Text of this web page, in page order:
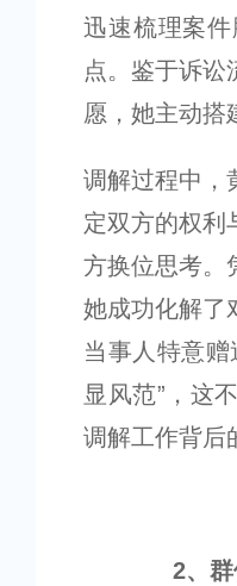
迅速梳理案
点。鉴于诉讼
愿，她主动搭
调解过程中，
定双方的权利
方换位思考。
她成功化解了
当事人特意
显风范”，这
调解工作背后
2、